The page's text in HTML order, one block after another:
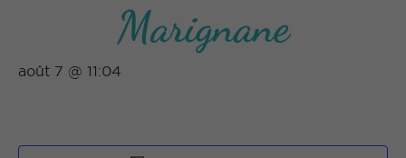
Marignane
août 7 @ 11:04